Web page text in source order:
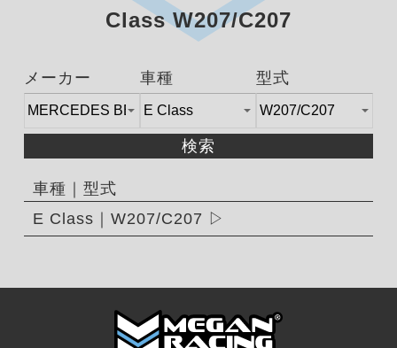
Class W207/C207
メーカー 車種 型式
検索
車種｜型式
E Class｜W207/C207